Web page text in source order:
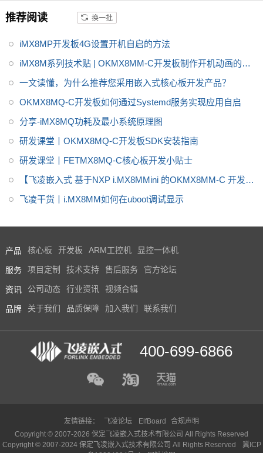
M7）的解决方案，因此，NXP i.
MX8系列应用处理器在高级图
形、高级成像、高级机器视觉、
和高安全的嵌入式应用等跨领域
的多种应用场景非常适用。飞凌
嵌入式i.MX8M Mini开发板基于N
处理器设计，主频最高1.8GHz，
ARM Cortex-A53架构。IMX8开
发板是一款高性能，低功耗产
8M mini方案定制，请联系飞凌嵌
推荐阅读 换一批
iMX8MP开发板4G设置开机自启的方法
iMX8M系列技术贴 | OKMX8MM-C开发板制作开机动画的思
路
一文读懂，为什么推荐您采用嵌入式核心板开发产品？
OKMX8MQ-C开发板如何通过Systemd服务实现应用自启
分享-iMX8MQ功耗及最小系统原理图
研发课堂丨OKMX8MQ-C开发板SDK安装指南
研发课堂丨FETMX8MQ-C核心板开发小贴士
【飞凌嵌入式 基于NXP i.MX8MMini 的OKMX8MM-C 开发板
试用体验】运行tengine
飞凌干货丨i.MX8MM如何在uboot调试显示
产品 核心板 开发板 ARM工控机 显控一体机
服务 项目定制 技术支持 售后服务 官方论坛
资讯 公司动态 行业资讯 视频合辑
品牌 关于我们 品质保障 加入我们 联系我们
400-699-6866
友情链接： 飞凌论坛 ElfBoard
合规声明
Copyright © 2007-2026 保定飞凌嵌入式技术有限公司 All Rights Reserved
Copyright © 2007-2024 保定飞凌嵌入式技术有限公司 All Rights Reserved
冀ICP